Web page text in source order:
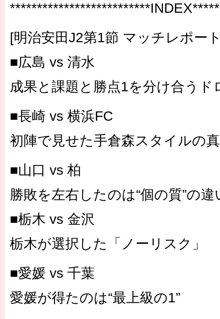
[明治安田J2第1節 マッチレポー
■広島 vs 清水
成果と課題と勝点1を分け合うド
■長崎 vs 横浜FC
初陣で見せた手倉森スタイルの
■山口 vs 柏
勝敗を左右したのは“個の質”の違
■栃木 vs 金沢
栃木が選択した「ノーリスク」
■愛媛 vs 千葉
愛媛が得たのは“最上級の1”